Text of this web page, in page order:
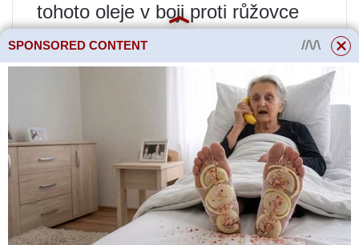
tohoto oleje v boji proti růžovce
nebo chronické dermatóze
obličeje, stejně jako tmavých
Účinky světlicového oleje na
pokožku a vlasy
Světlicový olej je kouzelný olej,
který lze mimo jiné použít v boji
proti mastné pokožce hlavy a
SPONSORED CONTENT